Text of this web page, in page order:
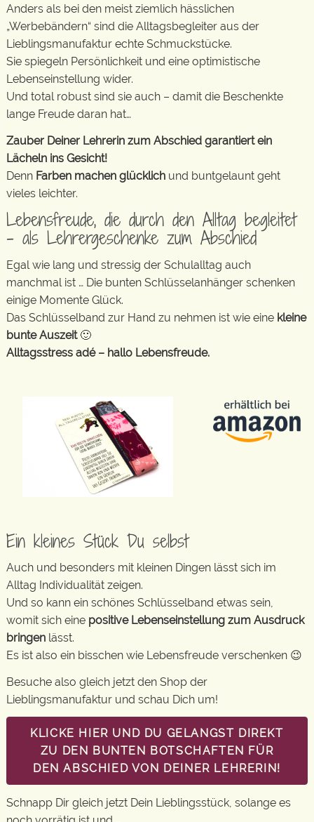
Anders als bei den meist ziemlich hässlichen
„Werbebändern“ sind die Alltagsbegleiter aus der
Lieblingsmanufaktur echte Schmuckstücke.
Sie spiegeln Persönlichkeit und eine optimistische
Lebenseinstellung wider.
Und total robust sind sie auch – damit die Beschenkte
lange Freude daran hat…
Zauber Deiner Lehrerin zum Abschied garantiert ein
Lächeln ins Gesicht!
Denn Farben machen glücklich und buntgelaunt geht
vieles leichter.
Lebensfreude, die durch den Alltag begleitet
– als Lehrergeschenke zum Abschied
Egal wie lang und stressig der Schulalltag auch
manchmal ist … Die bunten Schlüsselanhänger schenken
einige Momente Glück.
Das Schlüsselband zur Hand zu nehmen ist wie eine kleine
bunte Auszeit🙂
Alltagsstress adé – hallo Lebensfreude.
Ein kleines Stück Du selbst
Auch und besonders mit kleinen Dingen lässt sich im
Alltag Individualität zeigen.
Und so kann ein schönes Schlüsselband etwas sein,
womit sich eine positive Lebenseinstellung zum Ausdruck
bringen lässt.
Es ist also ein bisschen wie Lebensfreude verschenken 😉
Besuche also gleich jetzt den Shop der
Lieblingsmanufaktur und schau Dich um!
KLICKE HIER UND DU GELANGST DIREKT
ZU DEN BUNTEN BOTSCHAFTEN FÜR
DEN ABSCHIED VON DEINER LEHRERIN!
Schnapp Dir gleich jetzt Dein Lieblingsstück, solange es